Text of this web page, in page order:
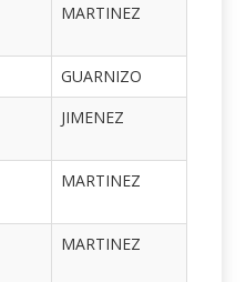
MARTINEZ
GUARNIZO
JIMENEZ
MARTINEZ
MARTINEZ